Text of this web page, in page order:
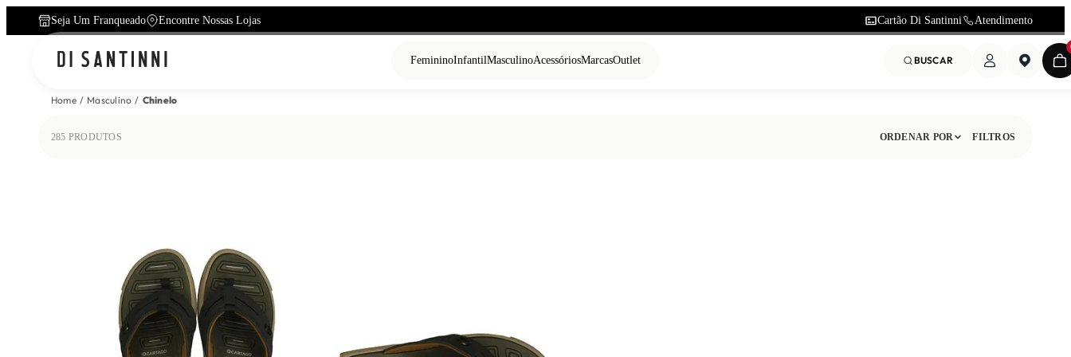
Seja Um Franqueado Encontre Nossas Lojas Cartão Di Santinni Atendimento
FemininoInfantilMasculinoAcessóriosMarcasOutlet BUSCAR
Home Masculino Chinelo
285 PRODUTOS ORDENAR POR FILTROS